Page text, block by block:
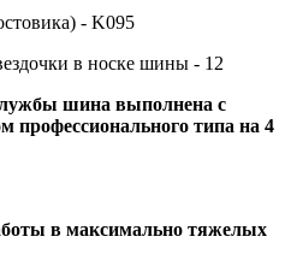
- K095
в носке шины - 12
шина выполнена с
типа на 4
в максимально тяжелых